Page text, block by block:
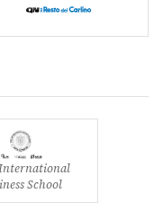
scheda)
scheda)
School
(si apre in una